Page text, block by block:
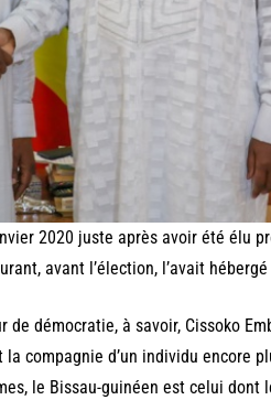
2020 juste après avoir été élu
avant l’élection, l’avait hébergé
démocratie, à savoir, Cissoko
compagnie d’un individu encore
le Bissau-guinéen est celui dont